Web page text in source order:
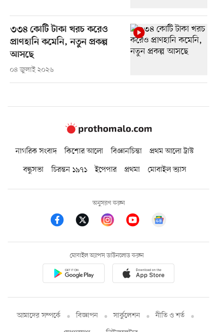
৩৩৪ কোটি টাকা খরচ করেও
প্রাণহানি কমেনি, নতুন প্রকল্প
আসছে
০৪ জুলাই ২০২৬
নাগরিক সংবাদ কিশোর আলো বিজ্ঞানচিন্তা
প্রথম আলো ট্রাস্ট
বন্ধুসভা
চিরন্তন ১৯৭১ ইপেপার প্রথমা মোবাইল ভ্যাস
অনুসরণ করুন
মোবাইল অ্যাপস ডাউনলোড করুন
আমাদের সম্পর্কে বিজ্ঞাপন সার্কুলেশন
নীতি ও শর্ত